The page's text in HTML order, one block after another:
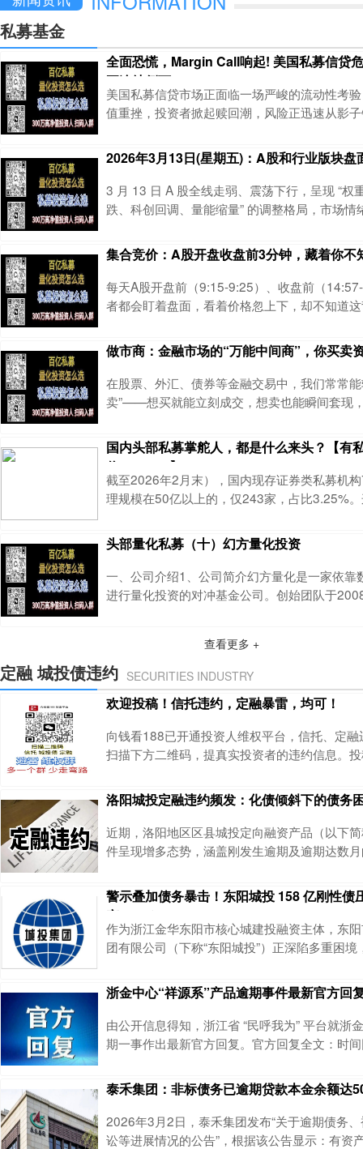
私募基金
全面恐慌，Margin Call响起! 美国私募信贷
正连续倒下”
美国私募信贷市场正面临一场严峻的流动性考
值重挫，投资者掀起赎回潮，风险正迅速从影
美元的私募信贷相关风险敞口，其股价在法兰
6.1%，创下去年4月以来的最大单日跌幅。这
酵的私募信贷危机并未止步于影子银行体系，
响已开始显现。免费帮助投资人进行私募产品
2026年3月13日(星期五)：A股和行业版块盘
3 月 13 日 A 股全线走弱、震荡下行，呈现 “权
跌、科创回调、量能缩量” 的调整格局，市场情
要指数全部下跌，无一下涨，市场普跌特征显
跌：中证 1000（-1.46%）、中证 500（-
（-1.32%）、北证专精特新（-1.82%），中小
整幅度最
集合竞价：A股开盘收盘前3分钟，藏着你不
每天A股开盘前（9:15-9:25）、收盘前（
者都会盯着盘面，看着价格忽上下，却不知道
则是A股交易的“开篇和收尾”，直接决定了当天
还藏着主力的操盘信号和多空情绪。不少人因
则，要么被主力假单骗入被套，要么错过最佳
挂单失误白白损失利
做市商：金融市场的“万能中间商”，你买卖
在股票、外汇、债券等金融交易中，我们常常
卖”——想买就能立刻成交，想卖也能瞬间套现
道，这背后离不开一个关键角色——做市商。
跟踪帮助投资人分析市场，根据市场走势配置
我微信yxxz798做市商听起来很专业，实则和
摊老板、手机贩子逻辑完全一致。它不是“坐庄
国内头部私募掌舵人，都是什么来头？【有
信yxxz798】
截至2026年2月末），国内现存证券类私募机
理规模在50亿以上的，仅243家，占比3.25%
计，其中227家由自然人实际控制，其余16家
而从自然人掌舵者的过往从业背景来看，背景迥
江湖——有人凭借投行资源起家，有人依托海
人穿越期货市场牛熊，有人深耕产业押
头部量化私募（十）幻方量化投资
一、公司介绍1、公司简介幻方量化是一家依靠
进行量化投资的对冲基金公司。创始团队于
衍生品交易与设计的领先者，始终走在创新的
坚持最高的法律和道德标准，借助科学与科技
以想象的创新研究，拥有世界一流的行情、交
查看更多 +
定融 城投债违约 SECURITIES INDUSTRY
欢迎投稿！信托违约，定融暴雷，均可！
向钱看188已开通投资人维权平台，信托、定
扫描下方二维码，提真实投资者的违约信息。
单描述违约项目，包括：项目名称：XX项目 （
24期限（已经违约多久）收益：到期后，利息
人：融资方名称及合同内容担保人（如有）：
件项目合同：项目合同及投资人签字页面打款
洛阳城投定融违约频发：化债倾斜下的债务
近期，洛阳地区区县城投定向融资产品（以下简
件呈现增多态势，涵盖刚发生逾期及逾期达数
将全省化债额度近半数向洛阳倾斜的背景下发
投债务化解的艰巨性与紧迫性。更为值得警惕
平台的违约行为呈现出态度强硬、拒不配合的
有城投平台相关定融产品于2026年3月4日到期
警示叠加债务暴击！东阳城投 158 亿刚性债
产 113%
作为浙江金华东阳市核心城建投融资主体，东
团有限公司（下称“东阳城投”）正深陷多重困
中显现。监管接连出手，直指公司债券募集资
年 2 月 14 日，浙江证监局对东阳城投出具警
阳 01” 债券募资用于临时补充流动资金后，超
反公司债券发行与使用相
浙金中心“祥源系”产品逾期事件最新官方回
由公开信息得知，浙江省 “民呼我为” 平台就浙
期一事作出最新官方回复。官方回复全文：时
步公告，证实公司实控人俞发祥因涉嫌犯罪，
取刑事强制措施。尽管官方未直接披露具体案
俞发祥被查与“祥源系”旗下公司相关金融产品
关。据称，这些产品的总规模可能超过百亿元
泰禾集团：非标债务已逾期贷款本金余额达
2026年3月2日，泰禾集团发布“关于逾期债务
讼等进展情况的公告”，根据该公告显示：有资